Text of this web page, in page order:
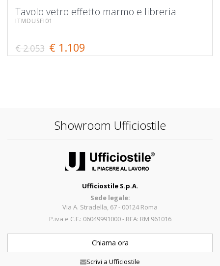
Tavolo vetro effetto marmo e libreria
ITMDUSFI01
€ 2.053 € 1.109
Showroom Ufficiostile
Ufficiostile S.p.A.
Sede legale:
Via A. Stradella, 67 - 00124 Roma
P.iva e C.F.: 06049991000 - REA: RM 961016
Chiama ora
Scrivi a Ufficiostile